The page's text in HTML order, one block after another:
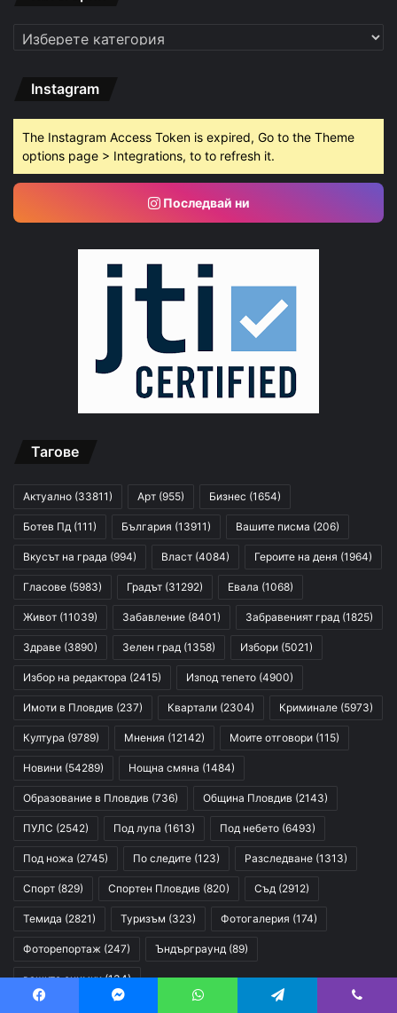
Категории
Instagram
The Instagram Access Token is expired, Go to the Theme
options page > Integrations, to to refresh it.
Последвай ни
Тагове
Актуално (33811) Арт (955) Бизнес (1654)
Ботев Пд (111) България (13911) Вашите писма (206)
Вкусът на града (994) Власт (4084) Героите на деня (1964)
Гласове (5983) Градът (31292) Евала (1068)
Живот (11039) Забавление (8401) Забравеният град (1825)
Здраве (3890) Зелен град (1358) Избори (5021)
Избор на редактора (2415) Изпод тепето (4900)
Имоти в Пловдив (237) Квартали (2304) Криминале (5973)
Култура (9789) Мнения (12142) Моите отговори (115)
Новини (54289) Нощна смяна (1484)
Образование в Пловдив (736) Община Пловдив (2143)
ПУЛС (2542) Под лупа (1613) Под небето (6493)
Под ножа (2745) По следите (123) Разследване (1313)
Спорт (829) Спортен Пловдив (820) Съд (2912)
Темида (2821) Туризъм (323) Фотогалерия (174)
Фоторепортаж (247) Ъндърграунд (89)
вашите снимки(134)